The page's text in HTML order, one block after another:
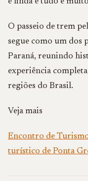
O passeio de trem
segue como um
Paraná, reunindo
experiência
regiões do Brasil.
Veja mais
Encontro de
turístico de Ponta